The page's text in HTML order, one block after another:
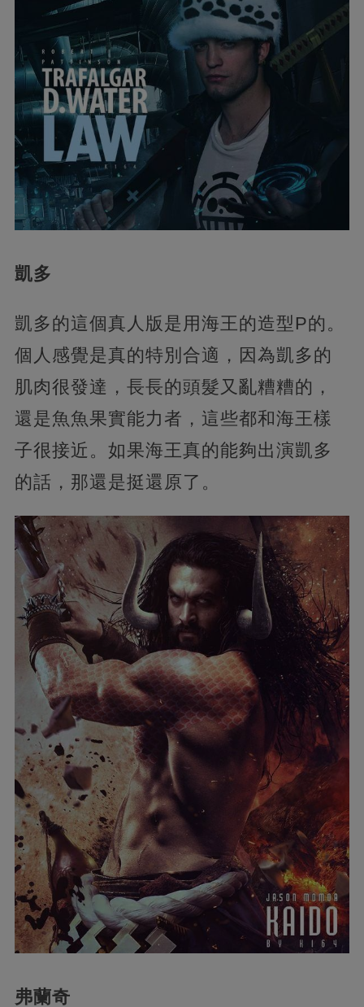
凱多
凱多的這個真人版是用海王的造型P的。
個人感覺是真的特別合適，因為凱多的
肌肉很發達，長長的頭髮又亂糟糟的，
還是魚魚果實能力者，這些都和海王樣
子很接近。如果海王真的能夠出演凱多
的話，那還是挺還原了。
弗蘭奇